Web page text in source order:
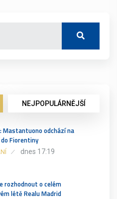
NEJPOPULÁRNĚJŠÍ
Mastantuono odchází na
Fiorentiny
dnes 17:19
rozhodnout o celém
létě Realu Madrid